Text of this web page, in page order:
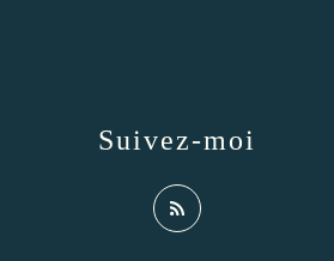
Suivez-moi